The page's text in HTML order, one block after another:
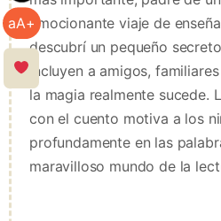
aA+emocionante viaje de
descubrí un pequeño
incluyen a amigos,
la magia realmente sucede.
con el cuento motiva a los
profundamente en las
maravilloso mundo de la